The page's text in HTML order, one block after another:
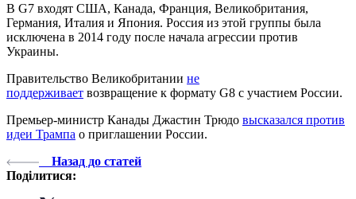
В G7 входят США, Канада, Франция, Великобритания,
Германия, Италия и Япония. Россия из этой группы была
исключена в 2014 году после начала агрессии против
Украины.
Правительство Великобритании не
поддерживает возвращение к формату G8 с участием России.
Премьер-министр Канады Джастин Трюдо высказался против
идеи Трампа о приглашении России.
Назад до статей
Поділитися: